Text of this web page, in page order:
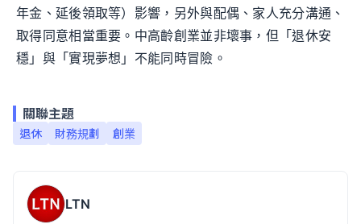
年金、延後領取等）影響，另外與配偶、家人充分溝通、
取得同意相當重要。中高齡創業並非壞事，但「退休安
穩」與「實現夢想」不能同時冒險。
關聯主題
退休 財務規劃 創業
LTN